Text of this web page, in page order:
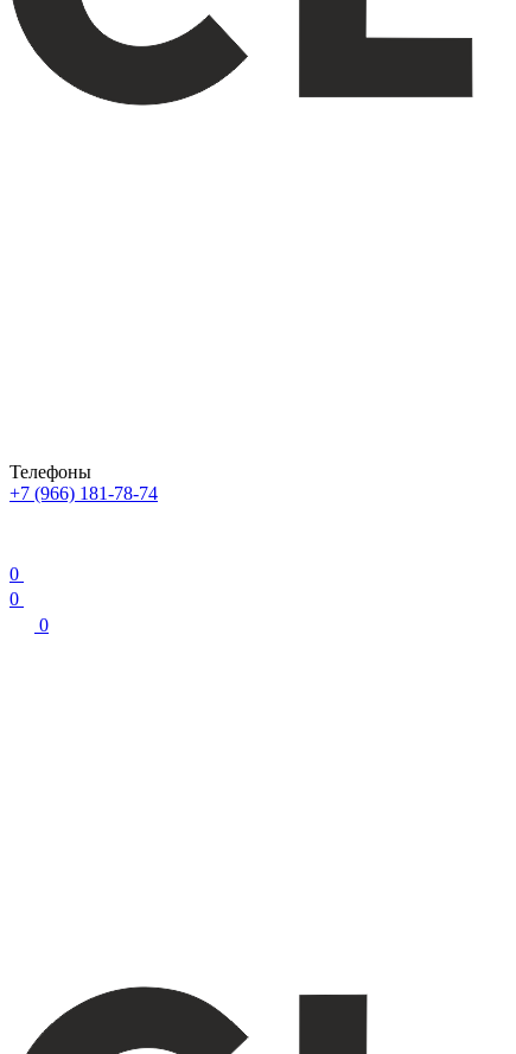
Телефоны
+7 (966) 181-78-74
0
0
0